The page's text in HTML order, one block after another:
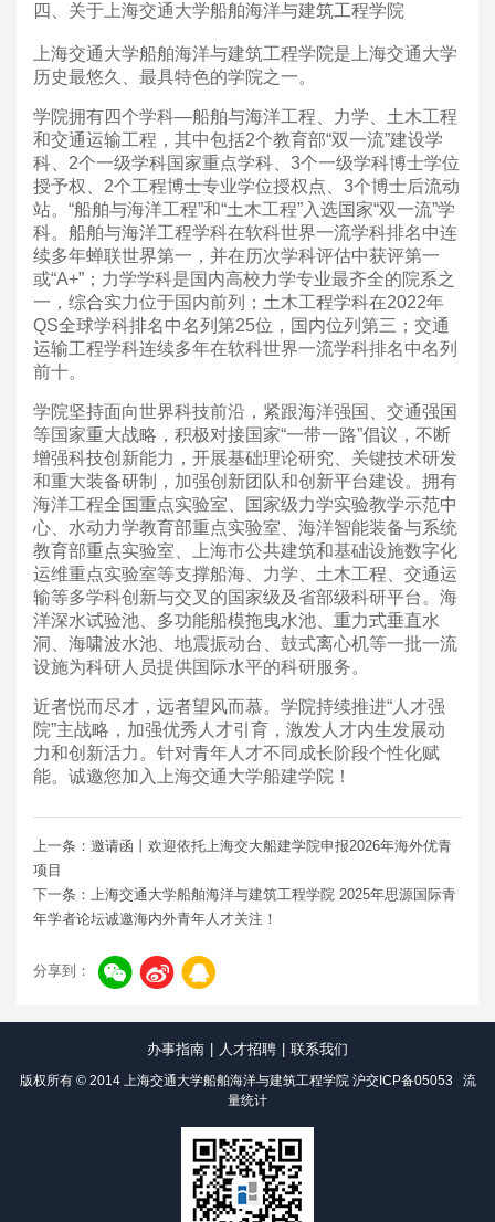
四、关于上海交通大学船舶海洋与建筑工程学院
上海交通大学船舶海洋与建筑工程学院是上海交通大学
历史最悠久、最具特色的学院之一。
学院拥有四个学科—船舶与海洋工程、力学、土木工程
和交通运输工程，其中包括2个教育部“双一流”建设学
科、2个一级学科国家重点学科、3个一级学科博士学位
授予权、2个工程博士专业学位授权点、3个博士后流动
站。“船舶与海洋工程”和“土木工程”入选国家“双一流”学
科。船舶与海洋工程学科在软科世界一流学科排名中连
续多年蝉联世界第一，并在历次学科评估中获评第一
或“A+”；力学学科是国内高校力学专业最齐全的院系之
一，综合实力位于国内前列；土木工程学科在2022年
QS全球学科排名中名列第25位，国内位列第三；交通
运输工程学科连续多年在软科世界一流学科排名中名列
前十。
学院坚持面向世界科技前沿，紧跟海洋强国、交通强国
等国家重大战略，积极对接国家“一带一路”倡议，不断
增强科技创新能力，开展基础理论研究、关键技术研发
和重大装备研制，加强创新团队和创新平台建设。拥有
海洋工程全国重点实验室、国家级力学实验教学示范中
心、水动力学教育部重点实验室、海洋智能装备与系统
教育部重点实验室、上海市公共建筑和基础设施数字化
运维重点实验室等支撑船海、力学、土木工程、交通运
输等多学科创新与交叉的国家级及省部级科研平台。海
洋深水试验池、多功能船模拖曳水池、重力式垂直水
洞、海啸波水池、地震振动台、鼓式离心机等一批一流
设施为科研人员提供国际水平的科研服务。
近者悦而尽才，远者望风而慕。学院持续推进“人才强
院”主战略，加强优秀人才引育，激发人才内生发展动
力和创新活力。针对青年人才不同成长阶段个性化赋
能。诚邀您加入上海交通大学船建学院！
上一条：邀请函丨欢迎依托上海交大船建学院申报2026年海外优青
项目
下一条：上海交通大学船舶海洋与建筑工程学院 2025年思源国际青
年学者论坛诚邀海内外青年人才关注！
分享到：
办事指南 人才招聘 联系我们
版权所有 © 2014 上海交通大学船舶海洋与建筑工程学院 沪交ICP备05053
流
量统计